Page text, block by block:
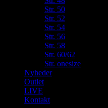
Str. 50
Str. 52
Str. 54
Str. 56
Str. 58
Str. 60/62
Str. onesize
Nyheder
Outlet
LIVE
Kontakt